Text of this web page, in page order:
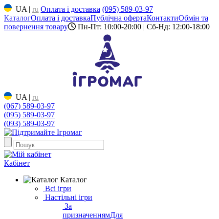
UA | ru Оплата і доставка (095) 589-03-97
КаталогОплата і доставкаПублічна офертаКонтактиОбмін та
повернення товару
Пн-Пт: 10:00-20:00 | Сб-Нд: 12:00-18:00
UA | ru
(067) 589-03-97
(095) 589-03-97
(093) 589-03-97
Кабінет
Каталог
Всі ігри
Настільні ігри
За
призначеннямДля